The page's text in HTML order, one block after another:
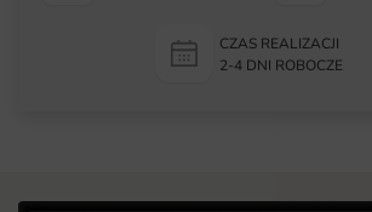
CZAS REALIZACJI
2-4 DNI ROBOCZE